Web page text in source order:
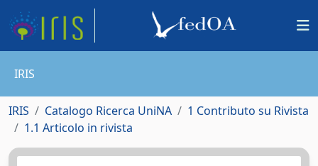
IRIS
IRIS Catalogo Ricerca UniNA
1 Contributo su Rivista
1.1 Articolo in rivista